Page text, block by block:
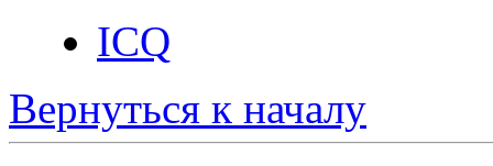
ICQ
Вернуться к началу